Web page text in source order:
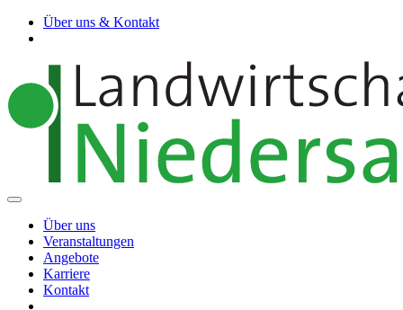
Über uns & Kontakt
Über uns
Veranstaltungen
Angebote
Karriere
Kontakt